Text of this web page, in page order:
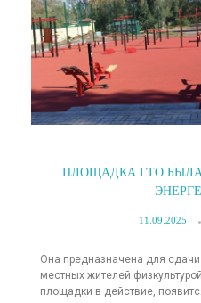
ПЛОЩАДКА ГТО
11.09.2025
Она предназначена для
местных жителей
площадки в действие,